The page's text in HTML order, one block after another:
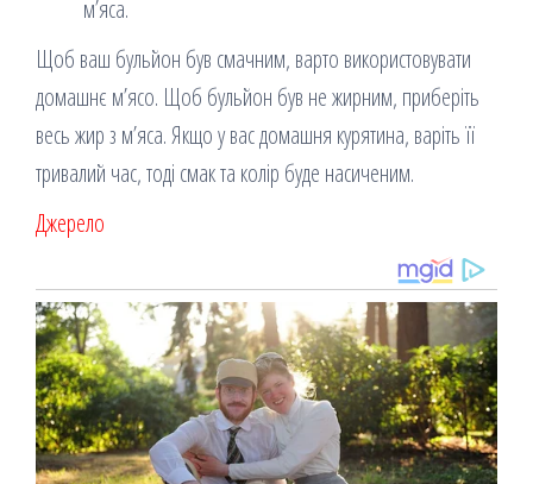
м’яса.
Щоб ваш бульйон був смачним, варто використовувати
домашнє м’ясо. Щоб бульйон був не жирним, приберіть
весь жир з м’яса. Якщо у вас домашня курятина, варіть її
тривалий час, тоді смак та колір буде насиченим.
Джерело